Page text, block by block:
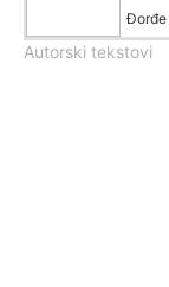
Đorđe
Autorski tekstovi